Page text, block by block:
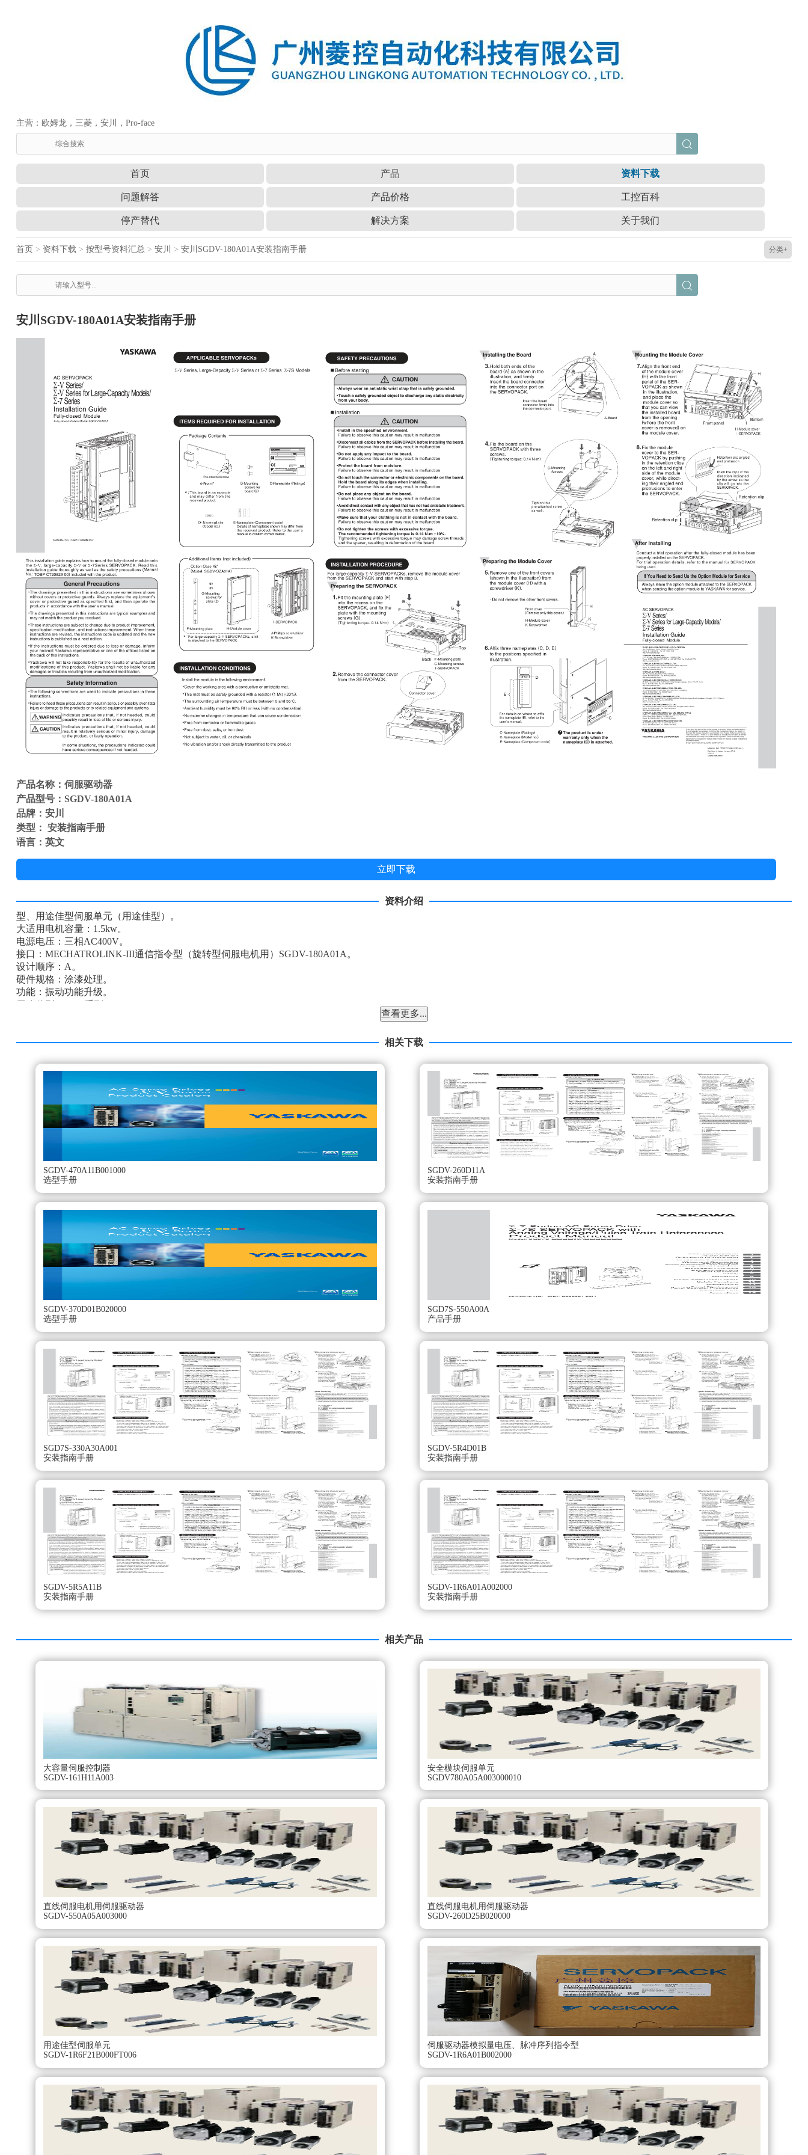
主营：欧姆龙，三菱，安川，Pro-face
首页 产品 资料下载
问题解答 产品价格 工控百科
停产替代 解决方案 关于我们
首页 > 资料下载 > 按型号资料汇总 > 安川 > 安川SGDV-180A01A安装指南手册 分类+
安川SGDV-180A01A安装指南手册
产品名称：伺服驱动器
产品型号：SGDV-180A01A
品牌：安川
类型： 安装指南手册
语言：英文
立即下载
资料介绍
型、用途佳型伺服单元（用途佳型）。
大适用电机容量：1.5kw。
电源电压：三相AC400V。
接口：MECHATROLINK-III通信指令型（旋转型伺服电机用）SGDV-180A01A。
设计顺序：A。
硬件规格：涂漆处理。
功能：振动功能升级。
FT003（压力反馈功能）：通过的压力控制，促进装置化。
FT006（定点通过输出功能）：无需经由上位装置便可设定定点通过输出（触发）SGDV-180A01A。
电压：三相AC200V。
串行编码器：20位增量型。
额定转速：1500r/min。
主要机械构造：支脚安装型、直轴端（不带键槽与螺孔）。
使用小型、低惯量伺服电机，也能充分发挥机械的强力性能。
新机型SGMVV型备有额定输出22~55KW、额客转速800r/min和1500r/min的产品。
安装电机后相立即开始运行。
即使不进行伺服调整，但只要转动惯量处在允许范围内，
轴端：直轴、不带键槽（标准）。
选配：带保持制动器（DC90V）。
各种机械的进给轴驱动用（高速进给）。
品种齐全（300W～15kW，带保持制动器）。
标准采用IP67。
用途示例：
机床。
传送机械。
搬运机械。
食品加工机械。
额定值和规格：
额定时间∶连续。
振动等级∶V15。
缘电阻∶DC500V，10MΩ以上。
使用环境温度∶0～40°C。
励磁方式∶永磁式。
安装方式∶法兰式。
耐热等级∶F。SGDV-180A01A安装指南手册。
缘耐压∶AC1500V 1分钟（200V级），AC1800VV 1分钟（400V级）SGDV-180A01A安装指南手册。
保护方式∶全封闭自冷式IP67（轴贯通部分除外）。
使用环境湿度∶20～80%（不得结露）。
连接方式∶直接连接。
旋转方向∶正转指令下从负载侧看时为逆时针方向（CCW）旋转。
查看更多...
相关下载
SGDV-470A11B001000
选型手册
SGDV-260D11A
安装指南手册
SGDV-370D01B020000
选型手册
SGD7S-550A00A
产品手册
SGD7S-330A30A001
安装指南手册
SGDV-5R4D01B
安装指南手册
SGDV-5R5A11B
安装指南手册
SGDV-1R6A01A002000
安装指南手册
相关产品
大容量伺服控制器
SGDV-161H11A003
安全模块伺服单元
SGDV780A05A003000010
直线伺服电机用伺服驱动器
SGDV-550A05A003000
直线伺服电机用伺服驱动器
SGDV-260D25B020000
用途佳型伺服单元
SGDV-1R6F21B000FT006
伺服驱动器模拟量电压、脉冲序列指令型
SGDV-1R6A01B002000